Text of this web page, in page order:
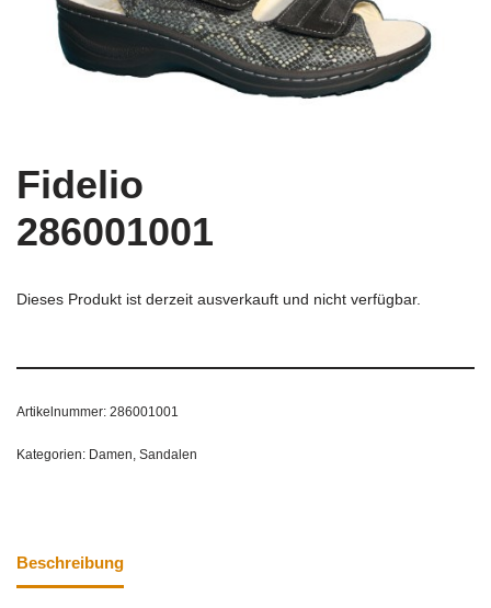
Fidelio
286001001
Dieses Produkt ist derzeit ausverkauft und nicht verfügbar.
Artikelnummer: 286001001
Kategorien: Damen Sandalen
Beschreibung